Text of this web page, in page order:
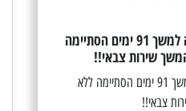
עריקות בזמן מלחמה למשך 91 ימים הסתיימה
שירות צבאי!!
עריקות בזמן מלחמה למשך 91 ימים הסתיימה ללא
צבאי!!